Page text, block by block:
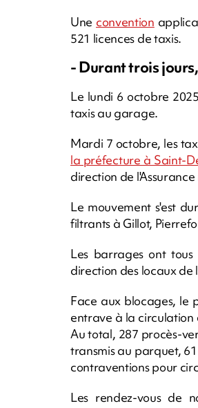
Une convention
521 licences de taxis.
- Durant trois
Le lundi 6 octobre
taxis au garage.
Mardi 7 octobre, les
la préfecture à Saint-
direction de
Le mouvement s'est
filtrants à Gillot,
Les barrages ont
direction des locaux de
Face aux blocages, le
entrave à la circulation
Au total, 287 procès-
transmis au parquet,
contraventions pour
Les rendez-vous de